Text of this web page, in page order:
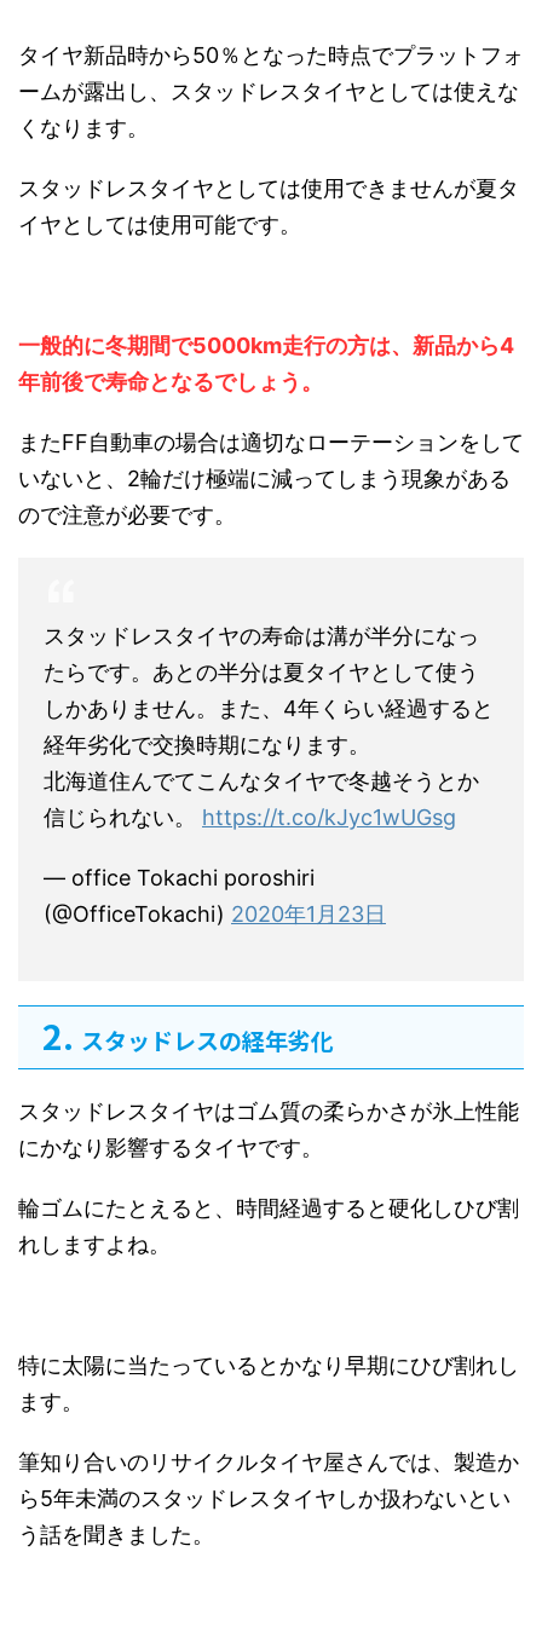
タイヤ新品時から50％となった時点でプラットフォ
ームが露出し、スタッドレスタイヤとしては使えな
くなります。
スタッドレスタイヤとしては使用できませんが夏タ
イヤとしては使用可能です。
一般的に冬期間で5000km走行の方は、新品から4
年前後で寿命となるでしょう。
またFF自動車の場合は適切なローテーションをして
いないと、2輪だけ極端に減ってしまう現象がある
ので注意が必要です。
スタッドレスタイヤの寿命は溝が半分になっ
たらです。あとの半分は夏タイヤとして使う
しかありません。また、4年くらい経過すると
経年劣化で交換時期になります。
北海道住んでてこんなタイヤで冬越そうとか
信じられない。 https://t.co/kJyc1wUGsg
— office Tokachi poroshiri
(@OfficeTokachi) 2020年1月23日
スタッドレスの経年劣化
スタッドレスタイヤはゴム質の柔らかさが氷上性能
にかなり影響するタイヤです。
輪ゴムにたとえると、時間経過すると硬化しひび割
れしますよね。
特に太陽に当たっているとかなり早期にひび割れし
ます。
筆知り合いのリサイクルタイヤ屋さんでは、製造か
ら5年未満のスタッドレスタイヤしか扱わないとい
う話を聞きました。